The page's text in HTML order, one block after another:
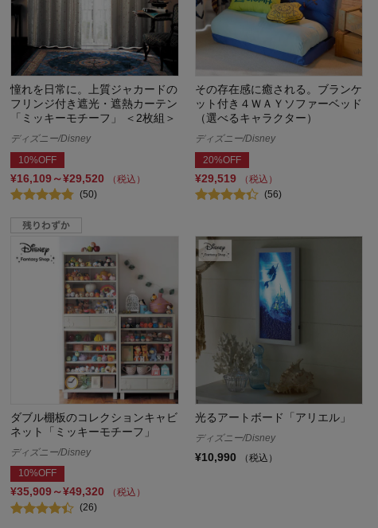
憧れを日常に。上質ジャカードの
フリンジ付き遮光・遮熱カーテン
「ミッキーモチーフ」 ＜2枚組＞
ディズニー/Disney
10%OFF
¥16,109～¥29,520
（税込）
(50)
その存在感に癒される。ブランケ
ット付き４ＷＡＹソファーベッド
（選べるキャラクター）
ディズニー/Disney
20%OFF
¥29,519
（税込）
(56)
ダブル棚板のコレクションキャビ
ネット「ミッキーモチーフ」
ディズニー/Disney
10%OFF
¥35,909～¥49,320
（税込）
(26)
光るアートボード「アリエル」
ディズニー/Disney
¥10,990 （税込）